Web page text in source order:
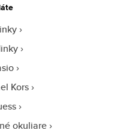
Kors
okuliare